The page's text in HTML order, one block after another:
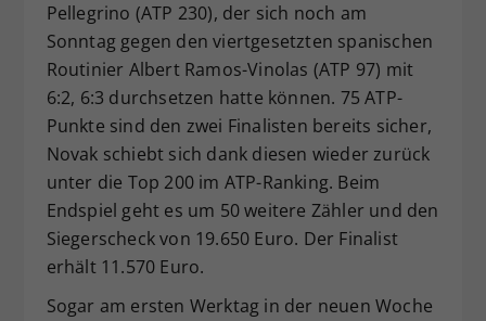
Pellegrino (ATP 230), der sich noch am
Sonntag gegen den viertgesetzten spanischen
Routinier Albert Ramos-Vinolas (ATP 97) mit
6:2, 6:3 durchsetzen hatte können. 75 ATP-
Punkte sind den zwei Finalisten bereits sicher,
Novak schiebt sich dank diesen wieder zurück
unter die Top 200 im ATP-Ranking. Beim
Endspiel geht es um 50 weitere Zähler und den
Siegerscheck von 19.650 Euro. Der Finalist
erhält 11.570 Euro.
Sogar am ersten Werktag in der neuen Woche